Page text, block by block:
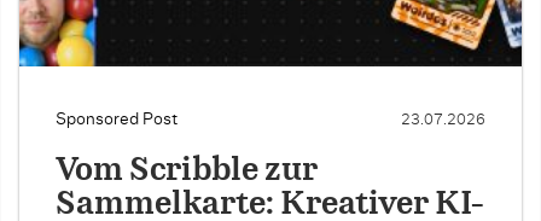
Sponsored Post 23.07.2026
Vom Scribble zur
Sammelkarte: Kreativer KI-